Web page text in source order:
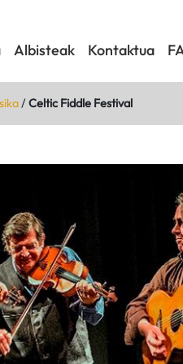
Albisteak Kontaktua
/Celtic Fiddle Festival